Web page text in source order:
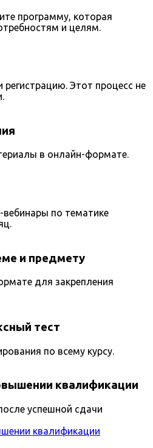
программу, которая
и целям.
Этот процесс не
в онлайн-формате.
по тематике
и предмету
для закрепления
тест
по всему курсу.
квалификации
успешной сдачи